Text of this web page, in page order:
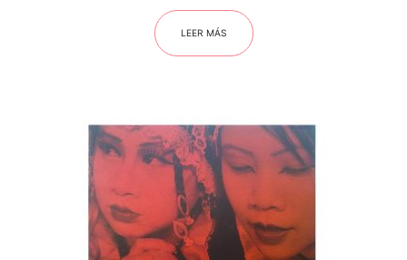
LEER MÁS